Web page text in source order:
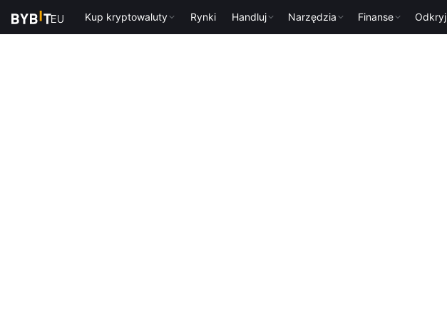
Kup kryptowaluty Rynki Handluj Narzędzia Finanse Odkryj